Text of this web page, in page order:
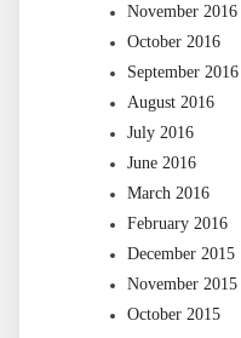
November 2016
October 2016
September 2016
August 2016
July 2016
June 2016
March 2016
February 2016
December 2015
November 2015
October 2015